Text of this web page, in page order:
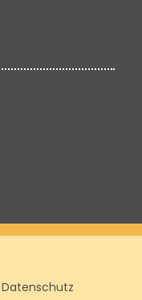
Datenschutz